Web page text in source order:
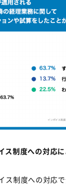
ス制度への対応
ス制度への対応